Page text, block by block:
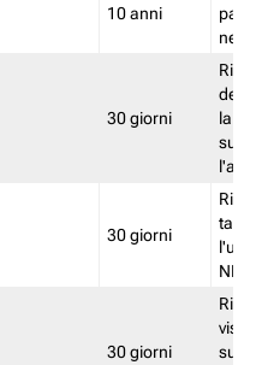
10 anni
30 giorni
la
30 giorni
NL
30 giorni
visto